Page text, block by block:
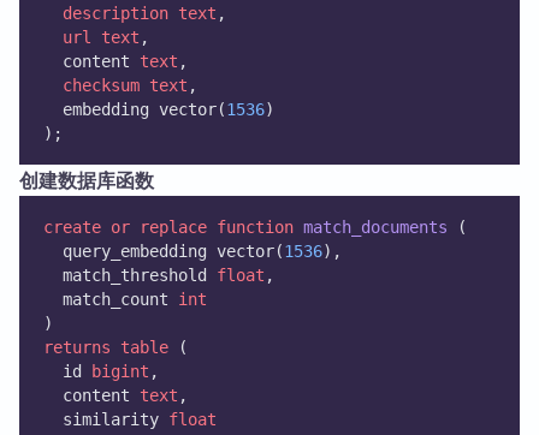
description text ,
url
text ,
  content
text ,
checksum text ,
  embedding vector(
1536)
);
创建数据库函数
create or replace function match_documents (
  query_embedding vector(
1536),
  match_threshold
float ,
  match_count
int
)
returns
table (
  id
bigint ,
  content
text ,
  similarity
float